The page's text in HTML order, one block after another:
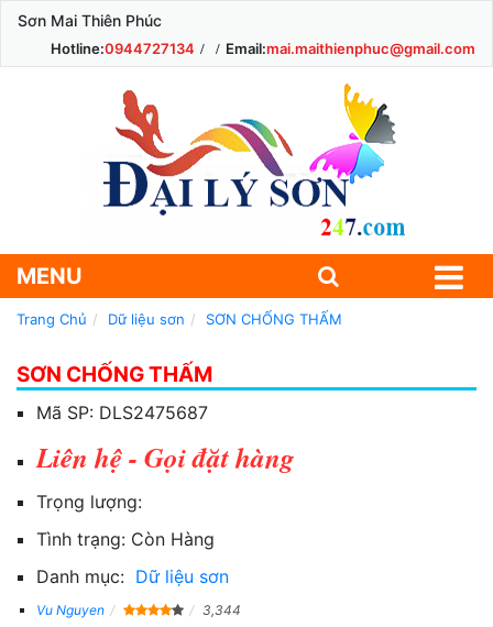
Sơn Mai Thiên Phúc
Hotline:0944727134 Email:mai.maithienphuc@gmail.com
MENU
Trang Chủ Dữ liệu sơn SƠN CHỐNG THẤM
SƠN CHỐNG THẤM
Mã SP: DLS2475687
Liên hệ - Gọi đặt hàng
Trọng lượng:
Tình trạng: Còn Hàng
Danh mục: Dữ liệu sơn
Vu Nguyen 3,344